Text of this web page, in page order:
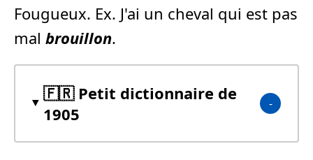
Fougueux. Ex. J'ai un cheval qui est pas
mal brouillon.
🇫🇷 Petit dictionnaire de
1905